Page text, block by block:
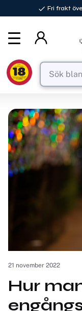
Fri frakt
21 november 2022
Hur